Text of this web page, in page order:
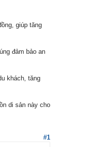
giúp tăng
đảm bảo an
khách, tăng
di sản này cho
#1